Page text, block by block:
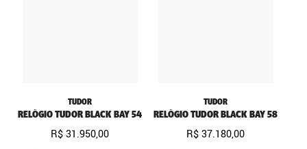
TUDOR
RELÓGIO TUDOR BLACK BAY 54
R$31.950,00
TUDOR
RELÓGIO TUDOR BLACK BAY 58
R$37.180,00